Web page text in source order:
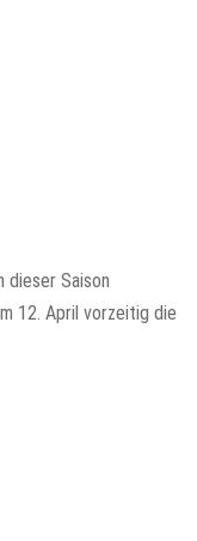
dieser Saison
12. April vorzeitig die